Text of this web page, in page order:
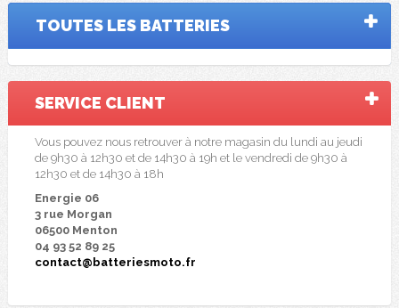
TOUTES LES BATTERIES
SERVICE CLIENT
Vous pouvez nous retrouver à notre magasin du lundi au jeudi
de 9h30 à 12h30 et de 14h30 à 19h et le vendredi de 9h30 à
12h30 et de 14h30 à 18h
Energie 06
3 rue Morgan
06500 Menton
04 93 52 89 25
contact@batteriesmoto.fr